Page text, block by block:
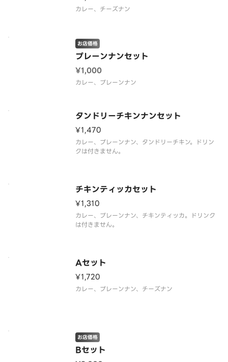
カレー、チーズナン
プレーンナンセット
お店価格
¥1,000
カレー、プレーンナン
タンドリーチキンナンセット
¥1,470
カレー、プレーンナン、タンドリーチキン。ドリン
クは付きません。
チキンティッカセット
¥1,310
カレー、プレーンナン、チキンティッカ。ドリンク
は付きません。
Aセット
¥1,720
カレー、プレーンナン、チーズナン
Bセット
お店価格